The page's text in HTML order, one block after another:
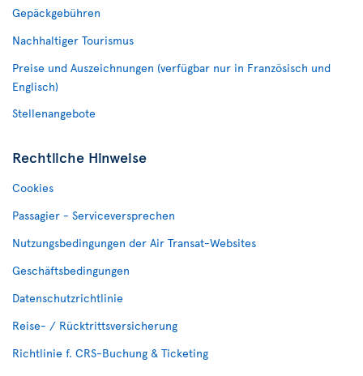
Gepäckgebühren
Nachhaltiger Tourismus
Preise und Auszeichnungen (verfügbar nur in Französisch und
Englisch)
Stellenangebote
Rechtliche Hinweise
Cookies
Passagier - Serviceversprechen
Nutzungsbedingungen der Air Transat-Websites
Geschäftsbedingungen
Datenschutzrichtlinie
Reise- / Rücktrittsversicherung
Richtlinie f. CRS-Buchung & Ticketing